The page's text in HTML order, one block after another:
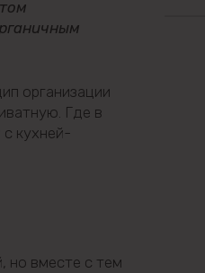
организации
Где в
кухней-
но вместе с тем